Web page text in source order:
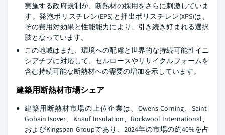
実施する政府規制が、断熱材の採用をさらに刺激していま
す。発泡ポリスチレン(EPS)と押出ポリスチレン(XPS)は、
その費用対効果と性能能力により、引き続き好まれる選択
肢となっています。
この地域はまた、環境への配慮と世界的な持続可能性イニ
シアチブに対応して、セルロースやリサイクルフォームを
含む持続可能な断熱材への需要の増加を示しています。
建築用断熱材市場シェア
建築用断熱材市場の上位企業は、Owens Corning、Saint-
Gobain Isover、Knauf Insulation、Rockwool International、
およびKingspan Groupであり、2024年の市場の約40%を占